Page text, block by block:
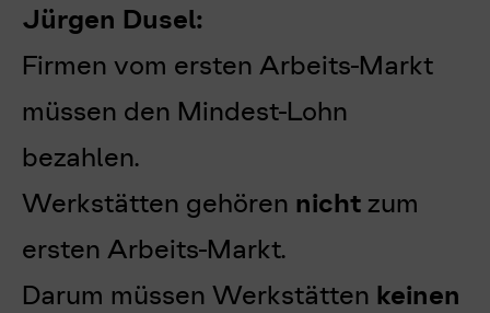
Jürgen Dusel:
Firmen vom ersten Arbeits-Markt
müssen den Mindest-Lohn
bezahlen.
Werkstätten gehören nicht zum
ersten Arbeits-Markt.
Darum müssen Werkstätten keinen